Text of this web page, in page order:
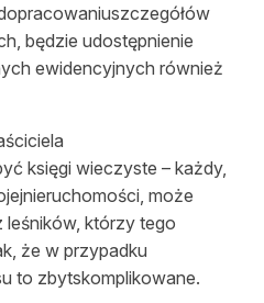
będzie udostępnienie
ewidencyjnych również
księgi wieczyste – każdy,
może
leśników, którzy tego
że w przypadku
to zbytskomplikowane.